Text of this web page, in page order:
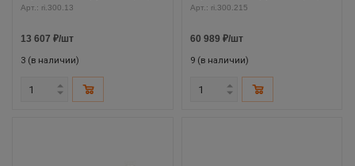
Арт.: ri.300.13
13 607 ₽/шт
3 (в наличии)
Арт.: ri.300.215
60 989 ₽/шт
9 (в наличии)